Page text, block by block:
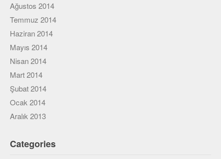
Ağustos 2014
Temmuz 2014
Haziran 2014
Mayıs 2014
Nisan 2014
Mart 2014
Şubat 2014
Ocak 2014
Aralık 2013
Categories